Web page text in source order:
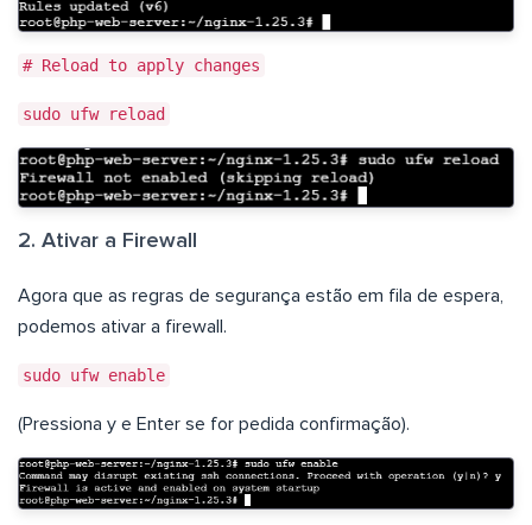
# Reload to apply changes
sudo ufw reload
2. Ativar a Firewall
Agora que as regras de segurança estão em fila de espera,
podemos ativar a firewall.
sudo ufw enable
(Pressiona y e Enter se for pedida confirmação).